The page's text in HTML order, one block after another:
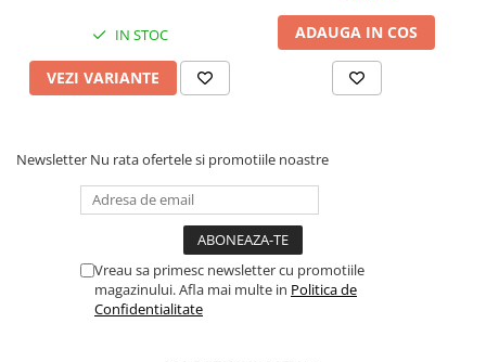
IN STOC
VEZI VARIANTE
ADAUGA IN COS
Newsletter Nu rata ofertele si promotiile noastre
Vreau sa primesc newsletter cu promotiile
magazinului. Afla mai multe in Politica de
Confidentialitate